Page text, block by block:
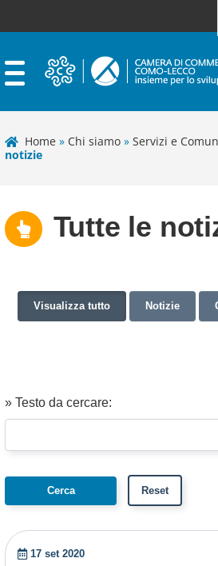
Home » Chi siamo » Servizi e
notizie
Tutte le
Visualizza tutto Notizie
» Testo da cercare:
17 set 2020